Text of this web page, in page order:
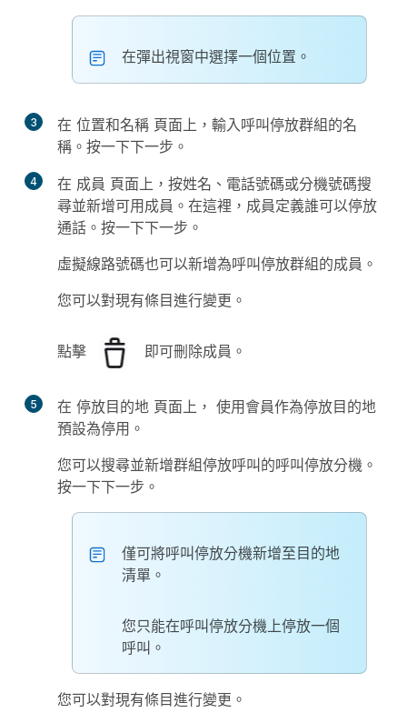
在彈出視窗中選擇一個位置。
3 在 位置和名稱 頁面上，輸入呼叫停放群組的名
稱。按一下下一步 。
4 在 成員 頁面上，按姓名、電話號碼或分機號碼搜
尋並新增可用成員。在這裡，成員定義誰可以停放
通話。按一下下一步 。
虛擬線路號碼也可以新增為呼叫停放群組的成員。
您可以對現有條目進行變更。
點擊 即可刪除成員。
5 在 停放目的地 頁面上， 使用會員作為停放目的地
預設為停用。
您可以搜尋並新增群組停放呼叫的呼叫停放分機。
按一下下一步 。
僅可將呼叫停放分機新增至目的地
清單。
您只能在呼叫停放分機上停放一個
呼叫。
您可以對現有條目進行變更。